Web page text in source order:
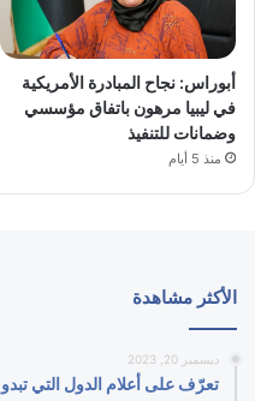
أبوراس: نجاح المبادرة الأمريكية
في ليبيا مرهون باتفاق مؤسسي
وضمانات للتنفيذ
منذ 5 أيام
الأكثر مشاهدة
ديسمبر 20, 2023
تعرّف على أعلام الدول التي